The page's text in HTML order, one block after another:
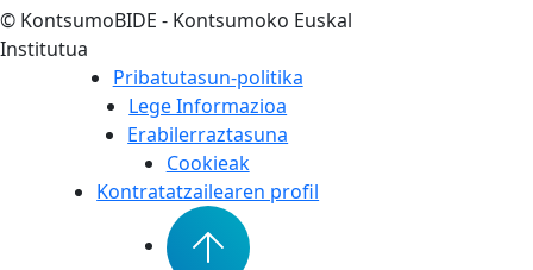
© KontsumoBIDE - Kontsumoko Euskal
Institutua
Pribatutasun-politika
Lege Informazioa
Erabilerraztasuna
Cookieak
Kontratatzailearen profil